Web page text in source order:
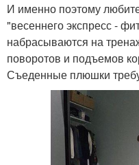
И именно поэтому
"весеннего экспресс -
набрасываются на
поворотов и подъемов
Съеденные плюшки